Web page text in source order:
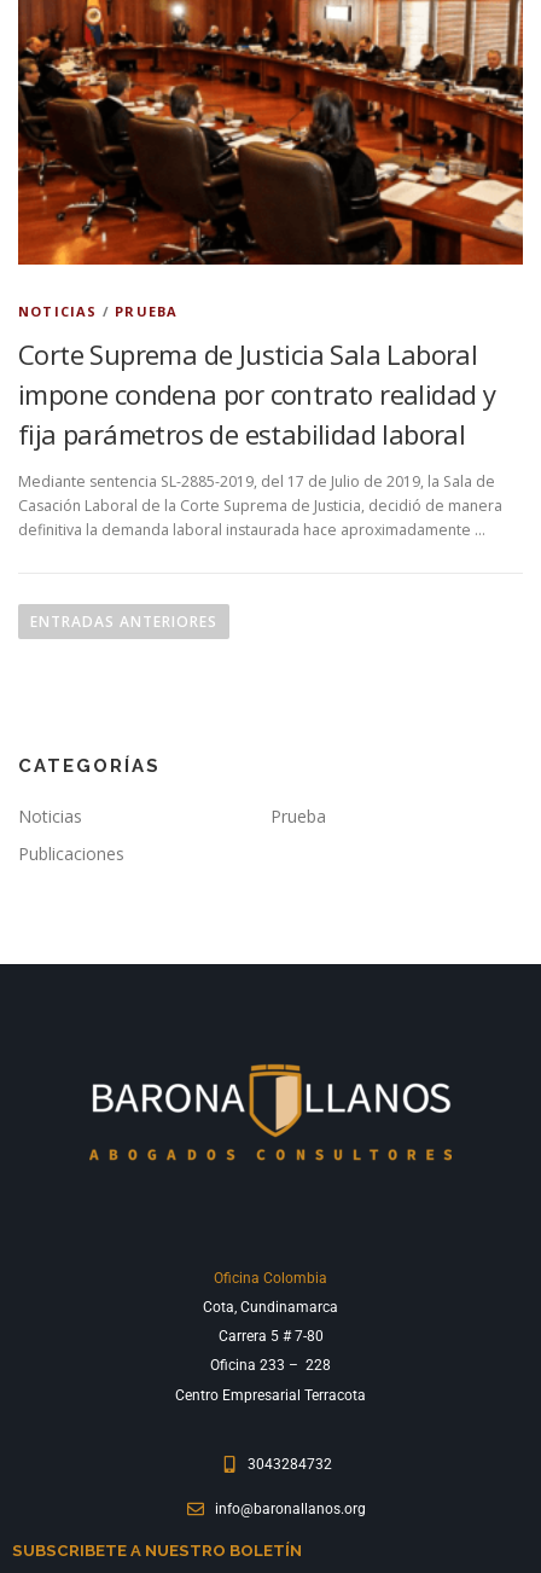
NOTICIAS / PRUEBA
Corte Suprema de Justicia Sala Laboral
impone condena por contrato realidad y
fija parámetros de estabilidad laboral
Mediante sentencia SL-2885-2019, del 17 de Julio de 2019, la Sala de
Casación Laboral de la Corte Suprema de Justicia, decidió de manera
definitiva la demanda laboral instaurada hace aproximadamente …
ENTRADAS ANTERIORES
CATEGORÍAS
Noticias
Prueba
Publicaciones
Oficina Colombia
Cota, Cundinamarca
Carrera 5 # 7-80
Oficina 233 – 228
Centro Empresarial Terracota
3043284732
info@baronallanos.org
SUBSCRIBETE A NUESTRO BOLETÍN